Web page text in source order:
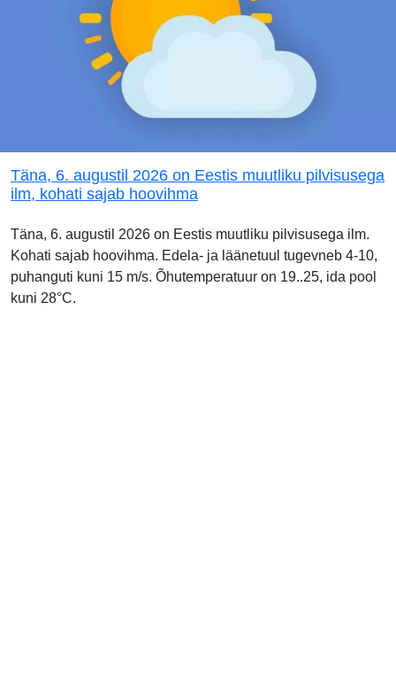
Täna, 6. augustil 2026 on Eestis muutliku pilvisusega
ilm, kohati sajab hoovihma
Täna, 6. augustil 2026 on Eestis muutliku pilvisusega ilm.
Kohati sajab hoovihma. Edela- ja läänetuul tugevneb 4-10,
puhanguti kuni 15 m/s. Õhutemperatuur on 19..25, ida pool
kuni 28°C.